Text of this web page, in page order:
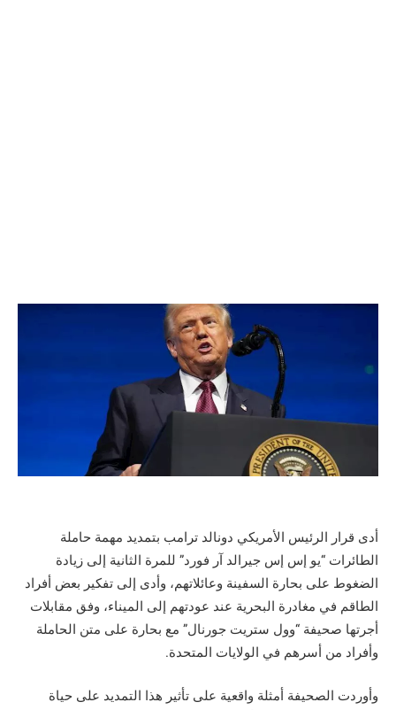
أدى قرار الرئيس الأمريكي دونالد ترامب بتمديد مهمة حاملة
الطائرات “يو إس إس جيرالد آر فورد” للمرة الثانية إلى زيادة
الضغوط على بحارة السفينة وعائلاتهم، وأدى إلى تفكير بعض أفراد
الطاقم في مغادرة البحرية عند عودتهم إلى الميناء، وفق مقابلات
أجرتها صحيفة “وول ستريت جورنال” مع بحارة على متن الحاملة
وأفراد من أسرهم في الولايات المتحدة.
وأوردت الصحيفة أمثلة واقعية على تأثير هذا التمديد على حياة